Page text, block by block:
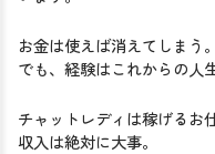
お金は使えば消えてしまう。
でも、経験はこれからの人
チャットレディは稼げるお
収入は絶対に大事。